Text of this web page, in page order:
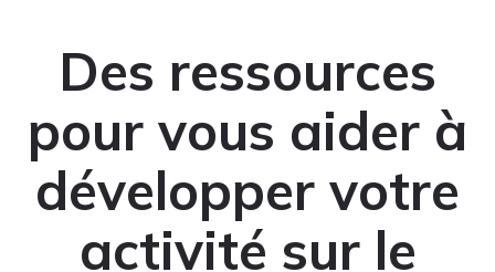
Des ressources
pour vous aider à
développer votre
activité sur le